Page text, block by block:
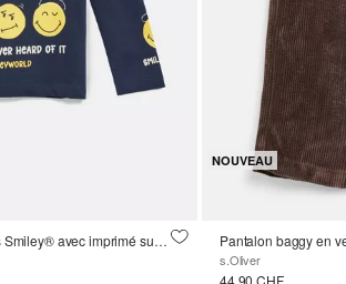
T-shirt à manches longues Smiley® avec imprimé sur le devant et les manches
NOUVEAU
s.Oliver
44.90 CHF